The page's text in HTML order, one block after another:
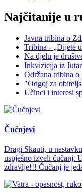
Najčitanije u
Javna tribina o
Tribina - „Dijete
Na djelu je
Inkvizicija iz
Održana tribina
"Odgoj za
Učinci i interesi
Čučnjevi
Dragi Skauti, u
uspješno izveli čučanj.
zdravlje!!! Čučanj je